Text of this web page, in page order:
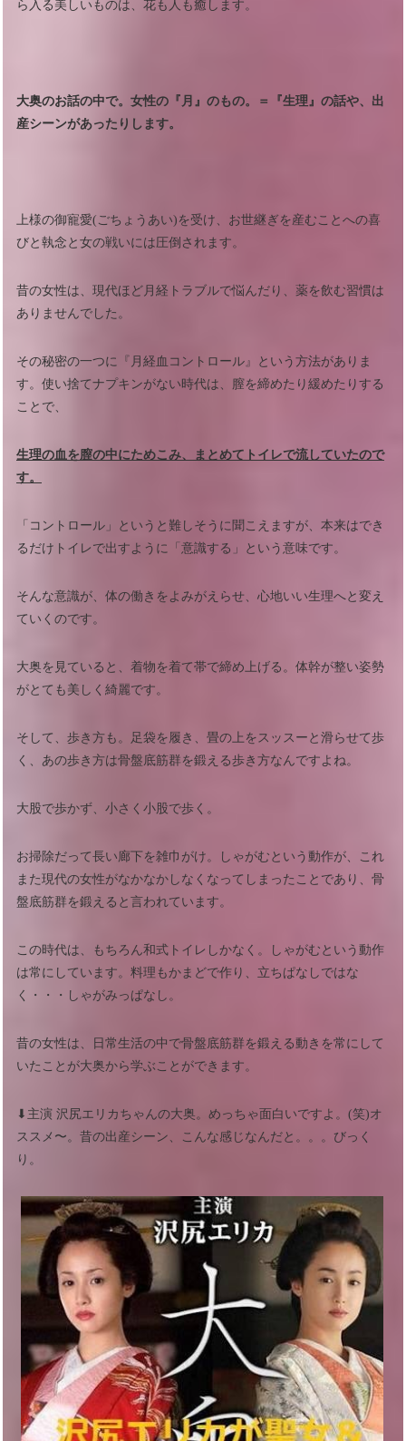
ら入る美しいものは、花も人も癒します。
大奥のお話の中で。女性の『月』のもの。＝『生理』の話や、出
産シーンがあったりします。
上様の御寵愛(ごちょうあい)を受け、お世継ぎを産むことへの喜
びと執念と女の戦いには圧倒されます。
昔の女性は、現代ほど月経トラブルで悩んだり、薬を飲む習慣は
ありませんでした。
その秘密の一つに『月経血コントロール』という方法がありま
す。使い捨てナプキンがない時代は、膣を締めたり緩めたりする
ことで、
生理の血を膣の中にためこみ、まとめてトイレで流していたので
す。
「コントロール」というと難しそうに聞こえますが、本来はでき
るだけトイレで出すように「意識する」という意味です。
そんな意識が、体の働きをよみがえらせ、心地いい生理へと変え
ていくのです。
大奥を見ていると、着物を着て帯で締め上げる。体幹が整い姿勢
がとても美しく綺麗です。
そして、歩き方も。足袋を履き、畳の上をスッスーと滑らせて歩
く、あの歩き方は骨盤底筋群を鍛える歩き方なんですよね。
大股で歩かず、小さく小股で歩く。
お掃除だって長い廊下を雑巾がけ。しゃがむという動作が、これ
また現代の女性がなかなかしなくなってしまったことであり、骨
盤底筋群を鍛えると言われています。
この時代は、もちろん和式トイレしかなく。しゃがむという動作
は常にしています。料理もかまどで作り、立ちぱなしではな
く・・・しゃがみっぱなし。
昔の女性は、日常生活の中で骨盤底筋群を鍛える動きを常にして
いたことが大奥から学ぶことができます。
⬇︎主演 沢尻エリカちゃんの大奥。めっちゃ面白いですよ。(笑)オ
ススメ〜。昔の出産シーン、こんな感じなんだと。。。びっく
り。